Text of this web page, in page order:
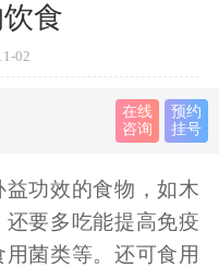
食
02
在线
咨询
预约
挂号
功效的食物，如木
要多吃能提高免疫
菌类等。还可食用